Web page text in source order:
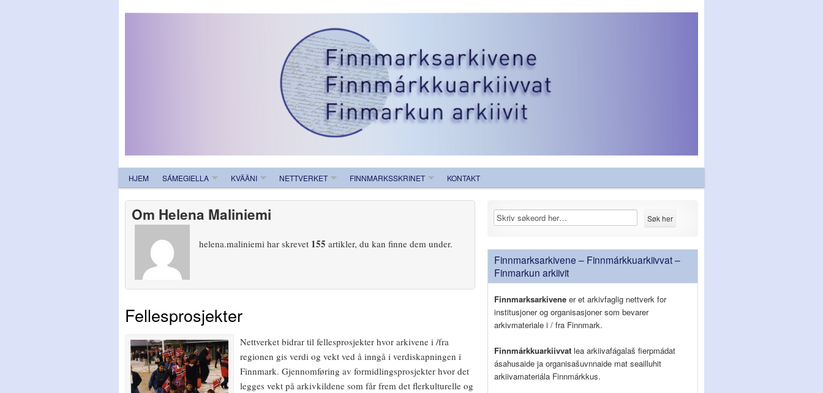
HJEM SÁMEGIELLA KVÄÄNI NETTVERKET FINNMARKSSKRINET KONTAKT
Om Helena Maliniemi
helena.maliniemi har skrevet 155 artikler, du kan finne dem under.
Fellesprosjekter
Nettverket bidrar til fellesprosjekter hvor arkivene i /fra
regionen gis verdi og vekt ved å inngå i verdiskapningen i
Finnmark. Gjennomføring av formidlingsprosjekter hvor det
legges vekt på arkivkildene som får frem det flerkulturelle og
Finnmarksarkivene – Finnmárkkuarkiivvat –
Finmarkun arkiivit
Finnmarksarkivene er et arkivfaglig nettverk for
institusjoner og organisasjoner som bevarer
arkivmateriale i / fra Finnmark.
Finnmárkkuarkiivvat lea arkiivafágalaš fierpmádat
ásahusaide ja organisašuvnnaide mat seailluhit
arkiivamateriála Finnmárkkus.